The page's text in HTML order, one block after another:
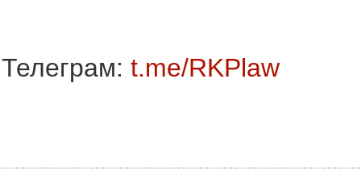
Телеграм: t.me/RKPlaw